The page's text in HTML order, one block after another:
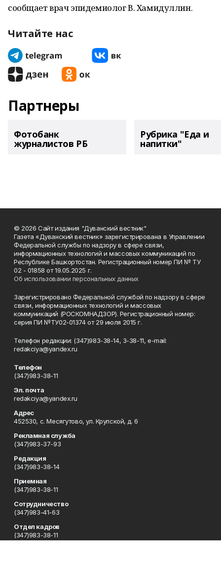
сообщает врач эпидемиолог В. Хамидуллин.
Читайте нас
Партнеры
Фотобанк
журналистов РБ
Рубрика "Еда и
напитки"
© 2026 Сайт издания "Дуванский вестник"
Газета «Дуванский вестник» зарегистрирована в Управлении
Федеральной службы по надзору в сфере связи,
информационных технологий и массовых коммуникаций по
Республике Башкортостан. Регистрационный номер ПИ № ТУ
02 - 01858 от 19.05.2025 г.
Об использовании персональных данных
Зарегистрировано Федеральной службой по надзору в сфере
связи, информационных технологий и массовых
коммуникаций (РОСКОМНАДЗОР). Регистрационный номер:
серия ПИ №ТУ02-01374 от 29 июля 2015 г.
Телефон редакции: (347)983-38-14, 3-38-11, e-mail:
redakciya@yandex.ru
Телефон
(347)983-38-11
Эл. почта
redakciya@yandex.ru
Адрес
452530, с. Месягутово, ул. Крупской, д. 6
Рекламная служба
(347)983-37-93
Редакция
(347)983-38-14
Приемная
(347)983-38-11
Сотрудничество
(347)983-41-63
Отдел кадров
(347)983-38-11